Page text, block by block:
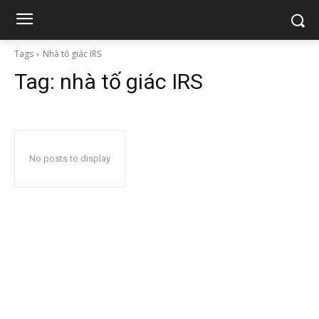
Tags Nhà tố giác IRS
Tag: nhà tố giác IRS
No posts to display